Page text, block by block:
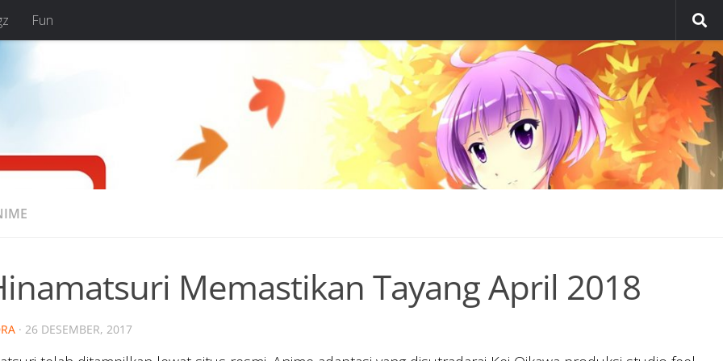
Fun
Memastikan Tayang April 2018
· 26 DESEMBER, 2017